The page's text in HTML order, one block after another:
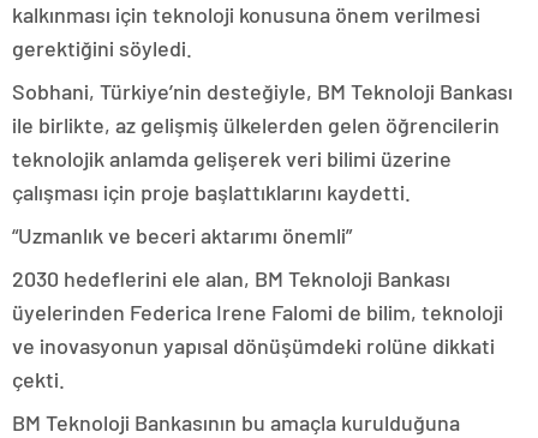
kalkınması için teknoloji konusuna önem verilmesi
gerektiğini söyledi.
Sobhani, Türkiye’nin desteğiyle, BM Teknoloji Bankası
ile birlikte, az gelişmiş ülkelerden gelen öğrencilerin
teknolojik anlamda gelişerek veri bilimi üzerine
çalışması için proje başlattıklarını kaydetti.
“Uzmanlık ve beceri aktarımı önemli”
2030 hedeflerini ele alan, BM Teknoloji Bankası
üyelerinden Federica Irene Falomi de bilim, teknoloji
ve inovasyonun yapısal dönüşümdeki rolüne dikkati
çekti.
BM Teknoloji Bankasının bu amaçla kurulduğuna